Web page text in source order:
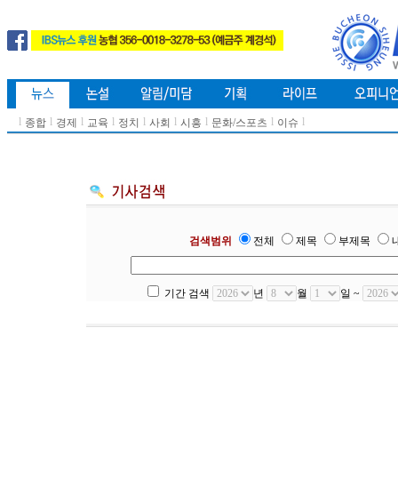
l 종합 l 경제 l 교육 l 정치 l 사회 l 시흥 l 문화/스포츠 l 이슈 l
검색범위 전체 제목 부제목
기간 검색 년 월 일 ~